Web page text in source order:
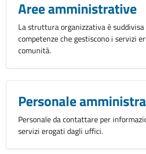
Aree amministrative
La struttura organizzativa è suddivisa
competenze che gestiscono i servizi
comunità.
Personale
Personale da contattare per
servizi erogati dagli uffici.